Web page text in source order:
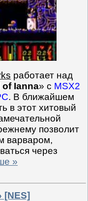
работает над
of Ianna» с MSX2
. В ближайшем
в этот хитовый
позволит
варваром,
через
»
[NES]